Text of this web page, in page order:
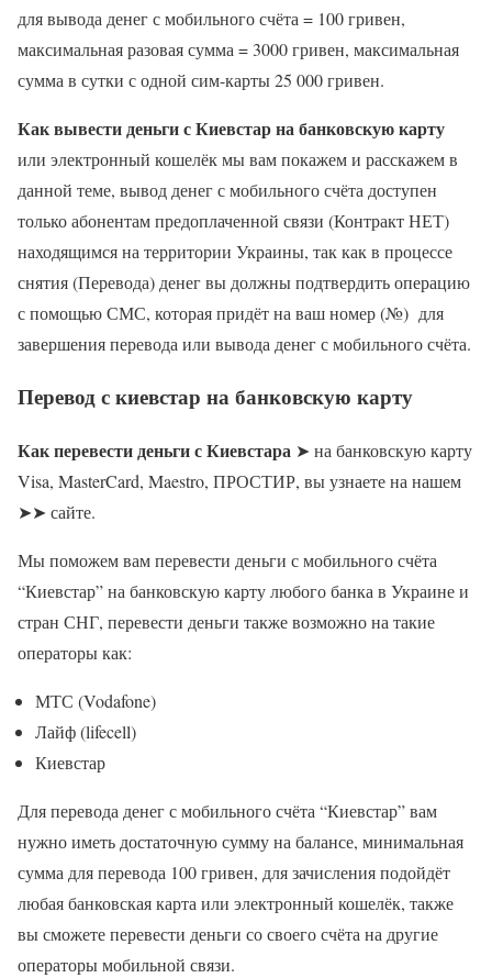
для вывода денег с мобильного счёта = 100 гривен,
максимальная разовая сумма = 3000 гривен, максимальная
сумма в сутки с одной сим-карты 25 000 гривен.
Как вывести деньги с Киевстар на банковскую карту
или электронный кошелёк мы вам покажем и расскажем в
данной теме, вывод денег с мобильного счёта доступен
только абонентам предоплаченной связи (Контракт НЕТ)
находящимся на территории Украины, так как в процессе
снятия (Перевода) денег вы должны подтвердить операцию
с помощью СМС, которая придёт на ваш номер (№) для
завершения перевода или вывода денег с мобильного счёта.
Перевод с киевстар на банковскую карту
Как перевести деньги с Киевстара ➤ на банковскую карту
Visa, MasterCard, Maestro, ПРОСТИР, вы узнаете на нашем
➤➤ сайте.
Мы поможем вам перевести деньги с мобильного счёта
“Киевстар” на банковскую карту любого банка в Украине и
стран СНГ, перевести деньги также возможно на такие
операторы как:
МТС (Vodafone)
Лайф (lifecell)
Киевстар
Для перевода денег с мобильного счёта “Киевстар” вам
нужно иметь достаточную сумму на балансе, минимальная
сумма для перевода 100 гривен, для зачисления подойдёт
любая банковская карта или электронный кошелёк, также
вы сможете перевести деньги со своего счёта на другие
операторы мобильной связи.